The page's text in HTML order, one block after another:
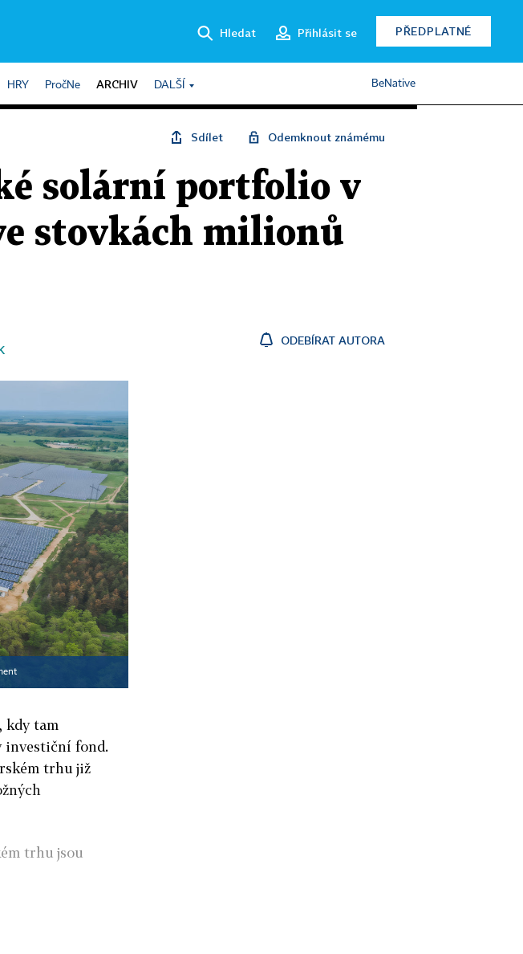
Hledat Přihlásit se PŘEDPLATNÉ
HRY PročNe ARCHIV DALŠÍ BeNative
Sdílet Odemknout známému
solární portfolio v
stovkách milionů
ODEBÍRAT AUTORA
kdy tam
investiční fond.
trhu již
trhu jsou